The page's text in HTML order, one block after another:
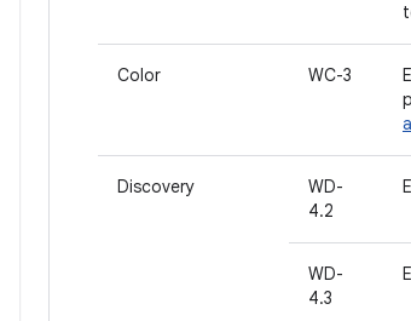
Color WC-3
Discovery
WD-
4.2
WD-
4.3